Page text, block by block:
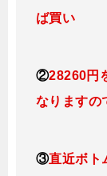
ば買い
②28260円
なりますの
③直近ボト